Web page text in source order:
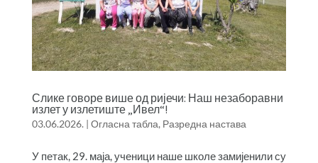
Слике говоре више од ријечи: Наш незаборавни
излет у излетиште „Ивел“!
03.06.2026. | Огласна табла, Разредна настава
У петак, 29. маја, ученици наше школе замијенили су